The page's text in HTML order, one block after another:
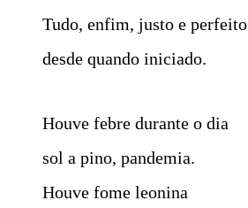
Tudo, enfim, justo e perfeito
desde quando iniciado.
Houve febre durante o dia
sol a pino, pandemia.
Houve fome leonina